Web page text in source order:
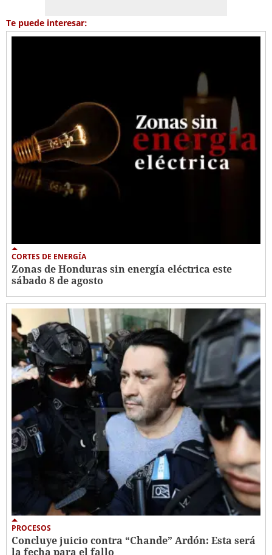
Te puede interesar:
CORTES DE ENERGÍA
Zonas de Honduras sin energía eléctrica este
sábado 8 de agosto
PROCESOS
Concluye juicio contra “Chande” Ardón: Esta será
la fecha para el fallo